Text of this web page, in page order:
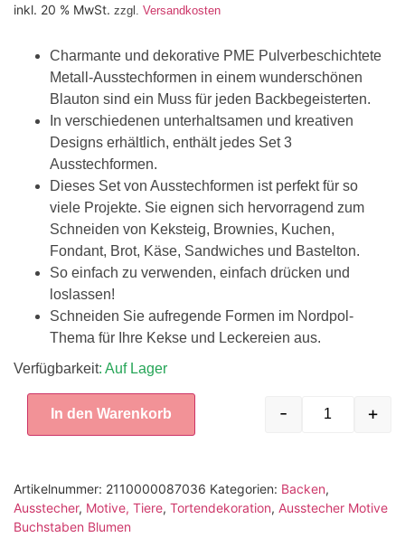
inkl. 20 % MwSt. zzgl. Versandkosten
Charmante und dekorative PME Pulverbeschichtete
Metall-Ausstechformen in einem wunderschönen
Blauton sind ein Muss für jeden Backbegeisterten.
In verschiedenen unterhaltsamen und kreativen
Designs erhältlich, enthält jedes Set 3
Ausstechformen.
Dieses Set von Ausstechformen ist perfekt für so
viele Projekte. Sie eignen sich hervorragend zum
Schneiden von Keksteig, Brownies, Kuchen,
Fondant, Brot, Käse, Sandwiches und Bastelton.
So einfach zu verwenden, einfach drücken und
loslassen!
Schneiden Sie aufregende Formen im Nordpol-
Thema für Ihre Kekse und Leckereien aus.
Verfügbarkeit: Auf Lager
- +
In den Warenkorb
Artikelnummer: 2110000087036 Kategorien: Backen,
Ausstecher, Motive, Tiere, Tortendekoration, Ausstecher Motive
Buchstaben Blumen